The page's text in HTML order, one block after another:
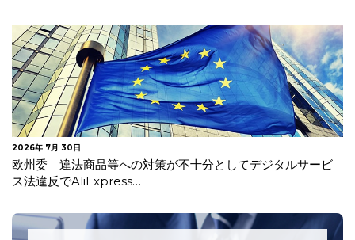
2026年 7月 30日
欧州委 違法商品等への対策が不十分としてデジタルサービ
ス法違反でAliExpress…